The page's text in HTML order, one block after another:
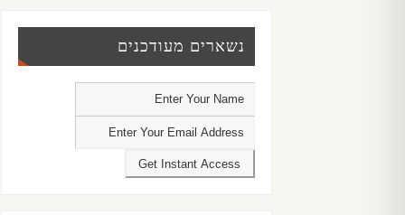
נשארים מעודכנים